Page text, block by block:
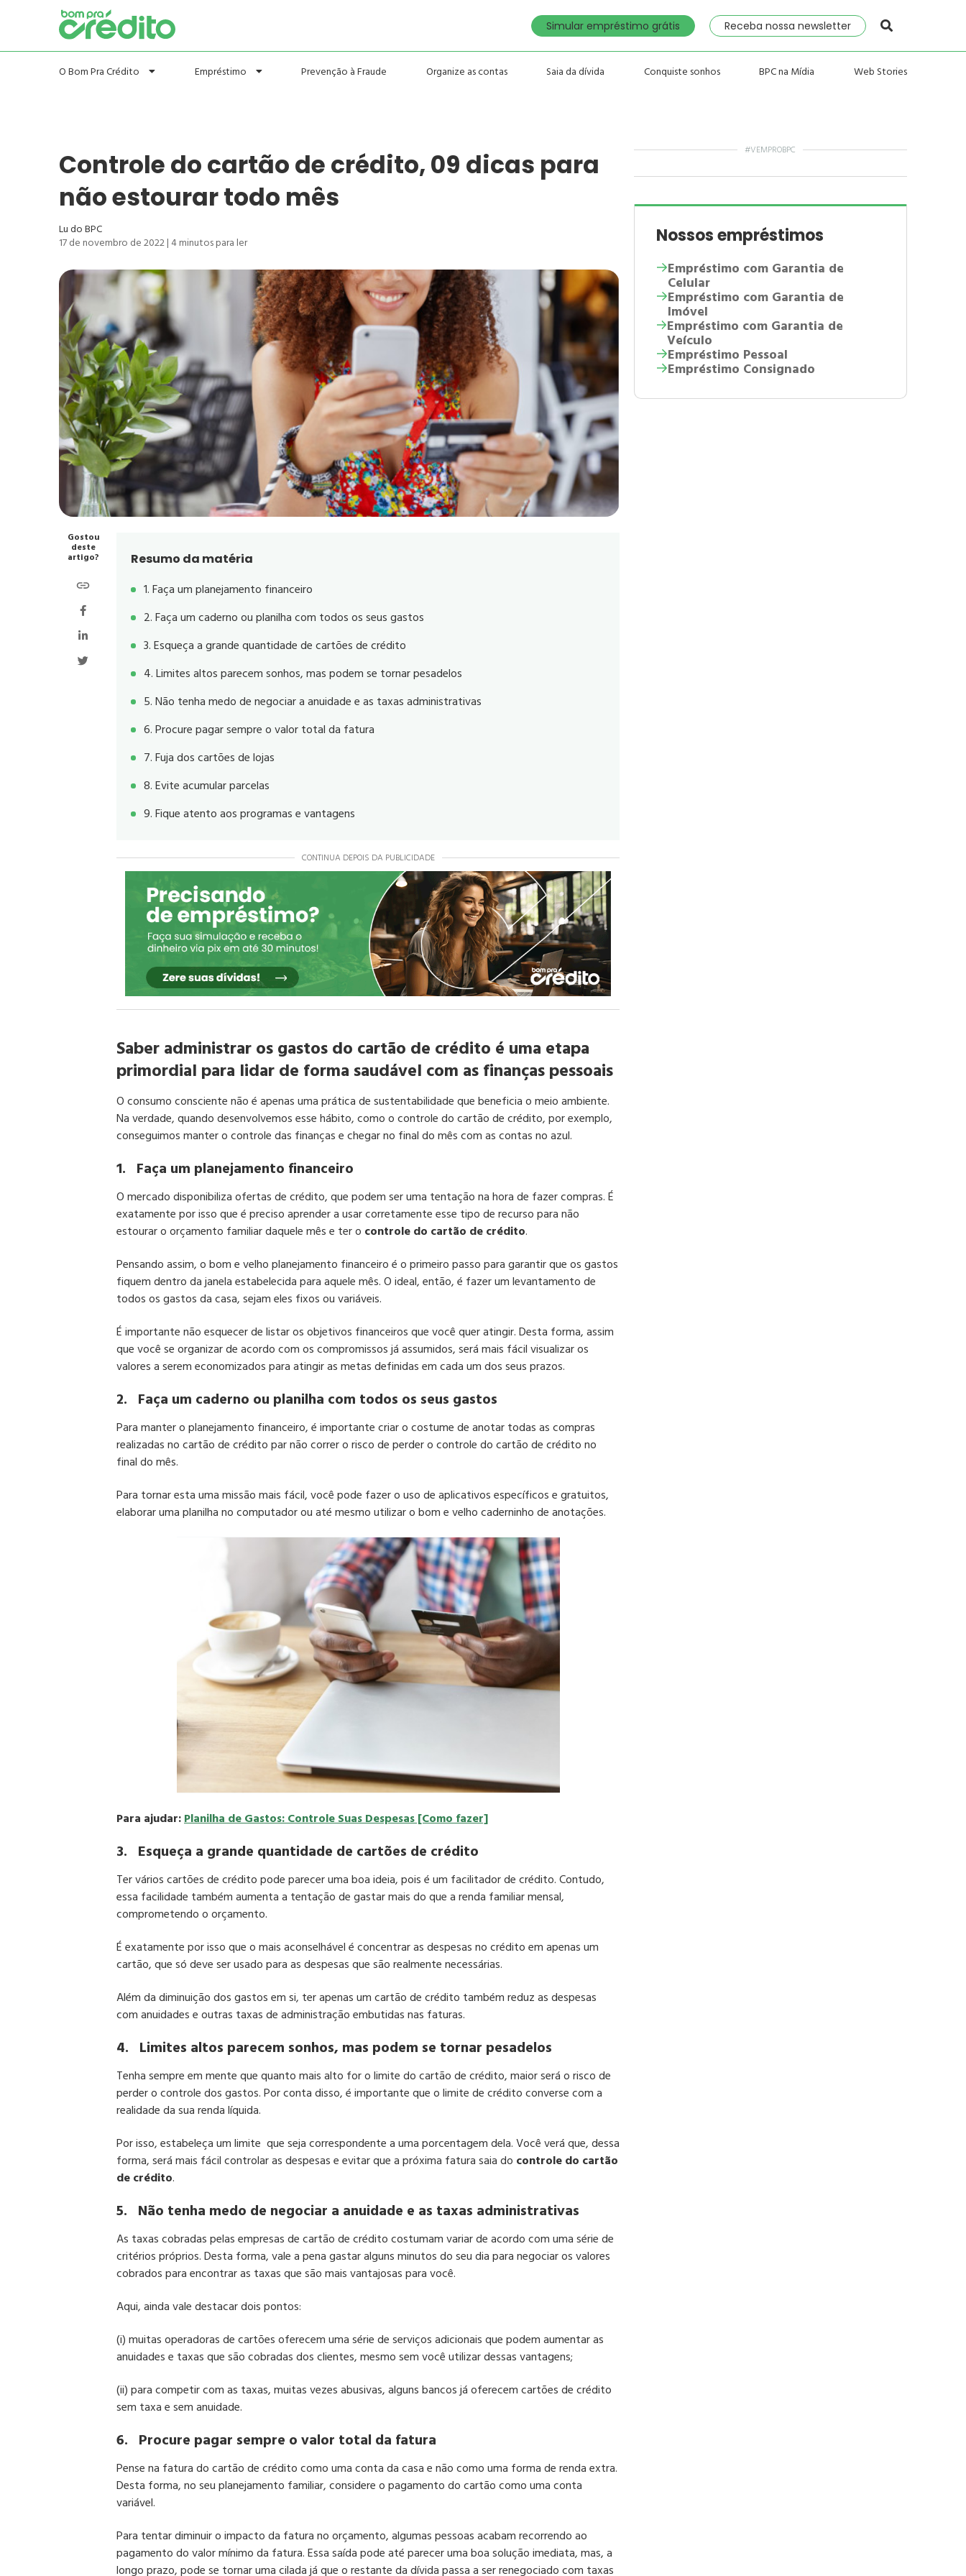
Simular empréstimo grátis Receba nossa newsletter
O Bom Pra Crédito Empréstimo Prevenção à Fraude Organize as contas Saia da dívida Conquiste sonhos BPC na Mídia Web Stories
Controle do cartão de crédito, 09 dicas para
não estourar todo mês
Lu do BPC
17 de novembro de 2022| 4minutos para ler
Resumo da matéria
1. Faça um planejamento financeiro
2. Faça um caderno ou planilha com todos os seus gastos
3. Esqueça a grande quantidade de cartões de crédito
4. Limites altos parecem sonhos, mas podem se tornar pesadelos
5. Não tenha medo de negociar a anuidade e as taxas administrativas
6. Procure pagar sempre o valor total da fatura
7. Fuja dos cartões de lojas
8. Evite acumular parcelas
9. Fique atento aos programas e vantagens
CONTINUA DEPOIS DA PUBLICIDADE
Saber administrar os gastos do cartão de crédito é uma etapa
primordial para lidar de forma saudável com as finanças pessoais
O consumo consciente não é apenas uma prática de sustentabilidade que beneficia o meio ambiente.
Na verdade, quando desenvolvemos esse hábito, como o controle do cartão de crédito, por exemplo,
conseguimos manter o controle das finanças e chegar no final do mês com as contas no azul.
1. Faça um planejamento financeiro
O mercado disponibiliza ofertas de crédito, que podem ser uma tentação na hora de fazer compras. É
exatamente por isso que é preciso aprender a usar corretamente esse tipo de recurso para não
estourar o orçamento familiar daquele mês e ter o controle do cartão de crédito.
Pensando assim, o bom e velho planejamento financeiro é o primeiro passo para garantir que os gastos
fiquem dentro da janela estabelecida para aquele mês. O ideal, então, é fazer um levantamento de
todos os gastos da casa, sejam eles fixos ou variáveis.
É importante não esquecer de listar os objetivos financeiros que você quer atingir. Desta forma, assim
que você se organizar de acordo com os compromissos já assumidos, será mais fácil visualizar os
valores a serem economizados para atingir as metas definidas em cada um dos seus prazos.
2. Faça um caderno ou planilha com todos os seus gastos
Para manter o planejamento financeiro, é importante criar o costume de anotar todas as compras
realizadas no cartão de crédito par não correr o risco de perder o controle do cartão de crédito no
final do mês.
Para tornar esta uma missão mais fácil, você pode fazer o uso de aplicativos específicos e gratuitos,
elaborar uma planilha no computador ou até mesmo utilizar o bom e velho caderninho de anotações.
Para ajudar:Planilha de Gastos: Controle Suas Despesas [Como fazer]
3. Esqueça a grande quantidade de cartões de crédito
Ter vários cartões de crédito pode parecer uma boa ideia, pois é um facilitador de crédito. Contudo,
essa facilidade também aumenta a tentação de gastar mais do que a renda familiar mensal,
comprometendo o orçamento.
É exatamente por isso que o mais aconselhável é concentrar as despesas no crédito em apenas um
cartão, que só deve ser usado para as despesas que são realmente necessárias.
Além da diminuição dos gastos em si, ter apenas um cartão de crédito também reduz as despesas
com anuidades e outras taxas de administração embutidas nas faturas.
4. Limites altos parecem sonhos, mas podem se tornar pesadelos
Tenha sempre em mente que quanto mais alto for o limite do cartão de crédito, maior será o risco de
perder o controle dos gastos. Por conta disso, é importante que o limite de crédito converse com a
realidade da sua renda líquida.
Por isso, estabeleça um limite que seja correspondente a uma porcentagem dela. Você verá que, dessa
forma, será mais fácil controlar as despesas e evitar que a próxima fatura saia do controle do cartão
de crédito.
5. Não tenha medo de negociar a anuidade e as taxas administrativas
As taxas cobradas pelas empresas de cartão de crédito costumam variar de acordo com uma série de
critérios próprios. Desta forma, vale a pena gastar alguns minutos do seu dia para negociar os valores
cobrados para encontrar as taxas que são mais vantajosas para você.
Aqui, ainda vale destacar dois pontos:
(i) muitas operadoras de cartões oferecem uma série de serviços adicionais que podem aumentar as
anuidades e taxas que são cobradas dos clientes, mesmo sem você utilizar dessas vantagens;
(ii) para competir com as taxas, muitas vezes abusivas, alguns bancos já oferecem cartões de crédito
sem taxa e sem anuidade.
6. Procure pagar sempre o valor total da fatura
Pense na fatura do cartão de crédito como uma conta da casa e não como uma forma de renda extra.
Desta forma, no seu planejamento familiar, considere o pagamento do cartão como uma conta
variável.
Para tentar diminuir o impacto da fatura no orçamento, algumas pessoas acabam recorrendo ao
pagamento do valor mínimo da fatura. Essa saída pode até parecer uma boa solução imediata, mas, a
longo prazo, pode se tornar uma cilada já que o restante da dívida passa a ser renegociado com taxas
Gostou
deste
artigo?
#VEMPROBPC
Nossos empréstimos
Empréstimo com Garantia de
Celular
Empréstimo com Garantia de
Imóvel
Empréstimo com Garantia de
Veículo
Empréstimo Pessoal
Empréstimo Consignado